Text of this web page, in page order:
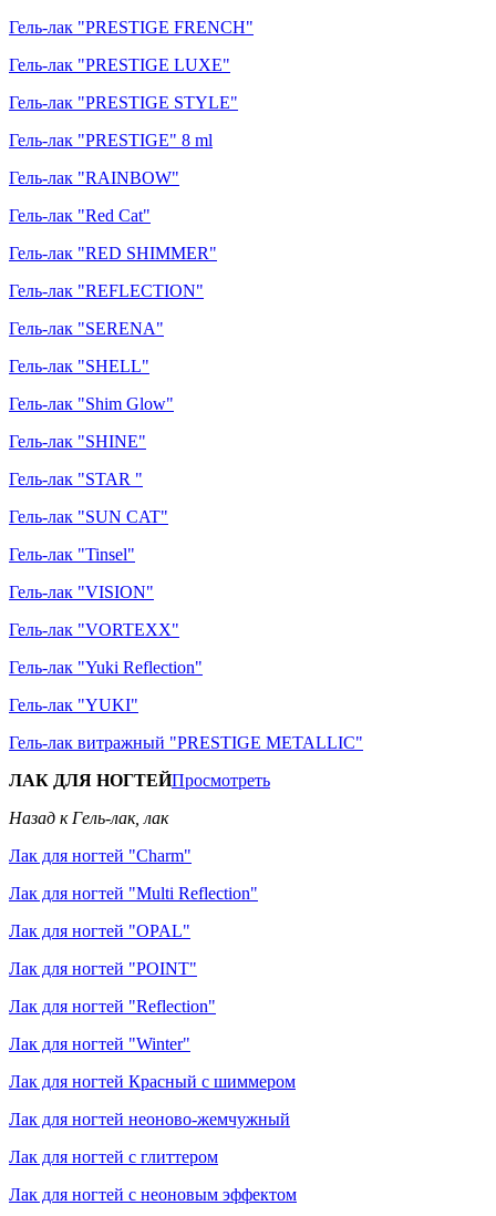
Гель-лак "PRESTIGE FRENCH"
Гель-лак "PRESTIGE LUXE"
Гель-лак "PRESTIGE STYLE"
Гель-лак "PRESTIGE" 8 ml
Гель-лак "RAINBOW"
Гель-лак "Red Cat"
Гель-лак "RED SHIMMER"
Гель-лак "REFLECTION"
Гель-лак "SERENA"
Гель-лак "SHELL"
Гель-лак "Shim Glow"
Гель-лак "SHINE"
Гель-лак "STAR "
Гель-лак "SUN CAT"
Гель-лак "Tinsel"
Гель-лак "VISION"
Гель-лак "VORTEXX"
Гель-лак "Yuki Reflection"
Гель-лак "YUKI"
Гель-лак витражный "PRESTIGE METALLIC"
ЛАК ДЛЯ НОГТЕЙПросмотреть
Назад к Гель-лак, лак
Лак для ногтей "Charm"
Лак для ногтей "Multi Reflection"
Лак для ногтей "OPAL"
Лак для ногтей "POINT"
Лак для ногтей "Reflection"
Лак для ногтей "Winter"
Лак для ногтей Красный с шиммером
Лак для ногтей неоново-жемчужный
Лак для ногтей с глиттером
Лак для ногтей с неоновым эффектом